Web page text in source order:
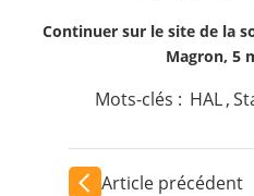
Continuer sur le site de la
Magron, 5
Mots-clés : HAL,
Article précédent